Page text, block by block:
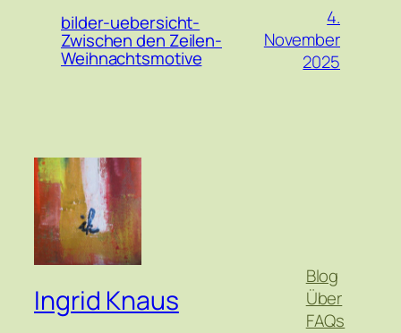
bilder-uebersicht-
Zwischen den Zeilen-
Weihnachtsmotive
4.
November
2025
Ingrid Knaus
Blog
Über
FAQs